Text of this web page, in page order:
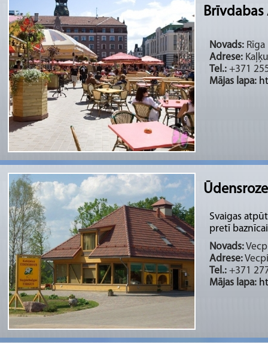
Brīvdabas
Novads:
Adrese:
Tel.: +371
Mājas lapa:
Svaigas
pretī
Novads:
Adrese:
Tel.: +371
Mājas lapa: